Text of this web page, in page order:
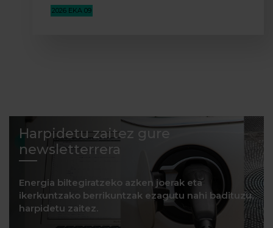
2026 EKA 09
Harpidetu zaitez gure
newsletterrera
Energia biltegiratzeko azken joerak eta
ikerkuntzako berrikuntzak ezagutu nahi badituzu,
harpidetu zaitez.